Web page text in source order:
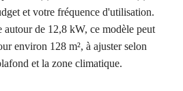
et votre fréquence d'utilisation.
autour de 12,8 kW, ce modèle peut
environ 128 m², à ajuster selon
et la zone climatique.